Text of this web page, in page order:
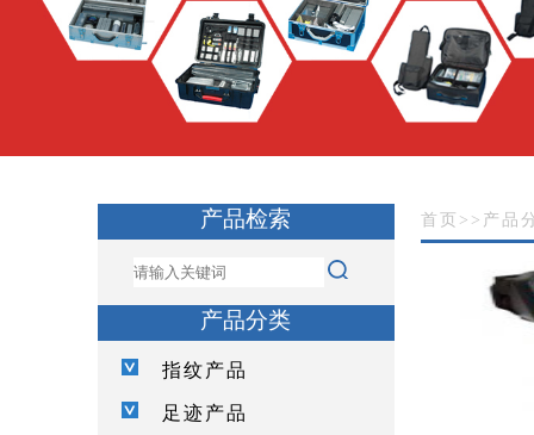
产品检索
产品分类
指纹产品
足迹产品
首页 >> 产品